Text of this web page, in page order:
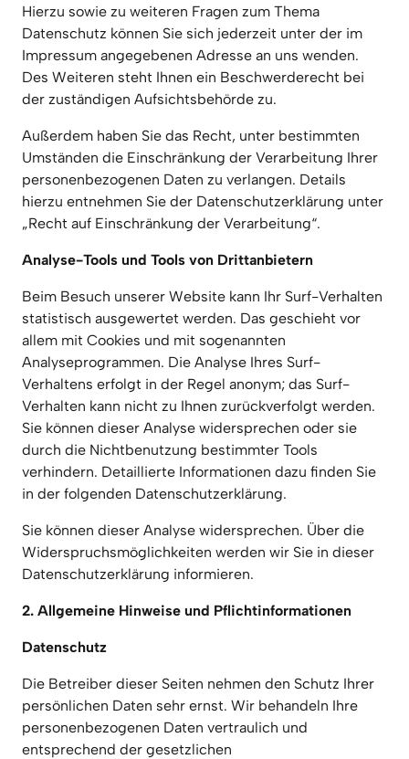
Hierzu sowie zu weiteren Fragen zum Thema
Datenschutz können Sie sich jederzeit unter der im
Impressum angegebenen Adresse an uns wenden.
Des Weiteren steht Ihnen ein Beschwerderecht bei
der zuständigen Aufsichtsbehörde zu.
Außerdem haben Sie das Recht, unter bestimmten
Umständen die Einschränkung der Verarbeitung Ihrer
personenbezogenen Daten zu verlangen. Details
hierzu entnehmen Sie der Datenschutzerklärung unter
„Recht auf Einschränkung der Verarbeitung“.
Analyse-Tools und Tools von Drittanbietern
Beim Besuch unserer Website kann Ihr Surf-Verhalten
statistisch ausgewertet werden. Das geschieht vor
allem mit Cookies und mit sogenannten
Analyseprogrammen. Die Analyse Ihres Surf-
Verhaltens erfolgt in der Regel anonym; das Surf-
Verhalten kann nicht zu Ihnen zurückverfolgt werden.
Sie können dieser Analyse widersprechen oder sie
durch die Nichtbenutzung bestimmter Tools
verhindern. Detaillierte Informationen dazu finden Sie
in der folgenden Datenschutzerklärung.
Sie können dieser Analyse widersprechen. Über die
Widerspruchsmöglichkeiten werden wir Sie in dieser
Datenschutzerklärung informieren.
2. Allgemeine Hinweise und Pflichtinformationen
Datenschutz
Die Betreiber dieser Seiten nehmen den Schutz Ihrer
persönlichen Daten sehr ernst. Wir behandeln Ihre
personenbezogenen Daten vertraulich und
entsprechend der gesetzlichen